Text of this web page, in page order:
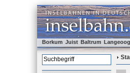
Borkum Juist Baltrum Langeoog